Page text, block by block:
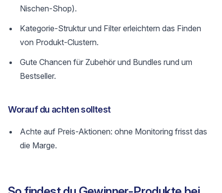
Nischen-Shop).
Kategorie-Struktur und Filter erleichtern das Finden
von Produkt-Clustern.
Gute Chancen für Zubehör und Bundles rund um
Bestseller.
Worauf du achten solltest
Achte auf Preis-Aktionen: ohne Monitoring frisst das
die Marge.